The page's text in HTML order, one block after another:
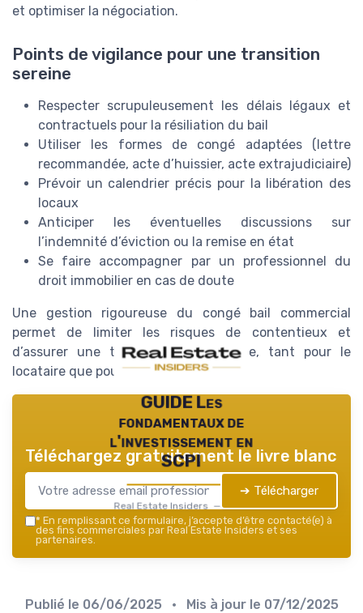
et optimiser la négociation.
Points de vigilance pour une transition
sereine
Respecter scrupuleusement les délais légaux et
contractuels pour la résiliation du bail
Utiliser les formes de congé adaptées (lettre
recommandée, acte d’huissier, acte extrajudiciaire)
Prévoir un calendrier précis pour la libération des
locaux
Anticiper les éventuelles discussions sur
l’indemnité d’éviction ou la remise en état
Se faire accompagner par un professionnel du
droit immobilier en cas de doute
Une gestion rigoureuse du congé bail commercial
permet de limiter les risques de contentieux et
d’assurer une transition plus sereine, tant pour le
locataire que pour le bailleur.
GUIDE Les
fondamentaux de
l'investissement en
SCPI
Real Estate Insiders — 2026
Téléchargez gratuitement le livre blanc
➔ Télécharger
* En remplissant ce formulaire, j’accepte d’être contacté(e) à
des fins commerciales par Real Estate Insiders et ses
partenaires.
Publié le 06/06/2025 • Mis à jour le 07/12/2025